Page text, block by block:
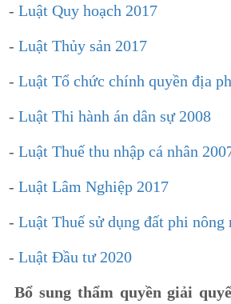
- Luật Quy hoạch 2017
- Luật Thủy sản 2017
- Luật Tổ chức chính quyền địa
- Luật Thi hành án dân sự 2008
- Luật Thuế thu nhập cá nhân
- Luật Lâm Nghiệp 2017
- Luật Thuế sử dụng đất phi nông
- Luật Đầu tư 2020
Bổ sung thẩm quyền giải